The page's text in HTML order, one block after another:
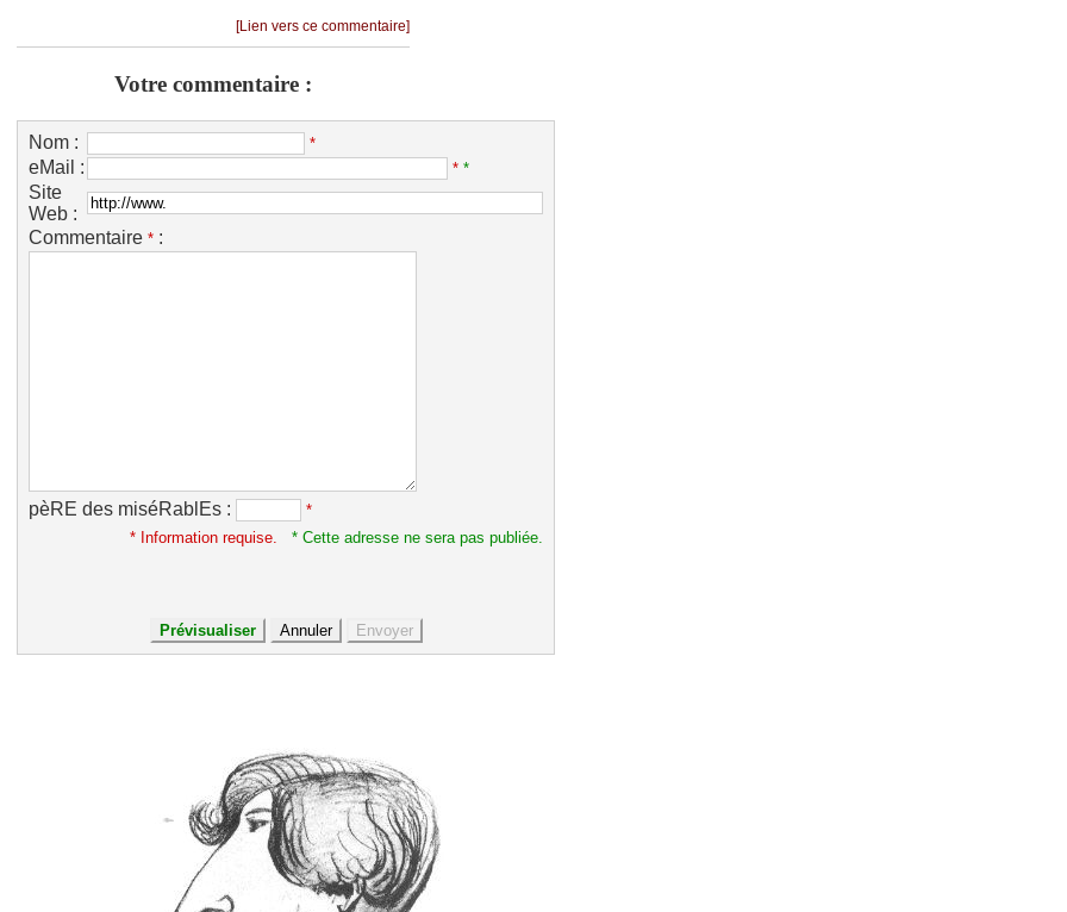
[Lien vers ce commentaire]
Votre commentaire :
Nom : *
eMail : * *
Site
Web :
Commentaire * :
pèRE des miséRablEs :
*
* Information requise.
* Cette adresse ne sera pas publiée.